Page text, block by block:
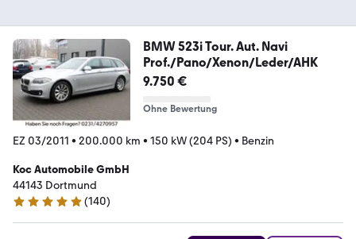
BMW 523i Tour. Aut. Navi
Prof./Pano/Xenon/Leder/AHK
9.750 €
Ohne Bewertung
EZ 03/2011 • 200.000 km • 150 kW (204 PS) • Benzin
Koc Automobile GmbH
44143 Dortmund
5 Sterne
(140)